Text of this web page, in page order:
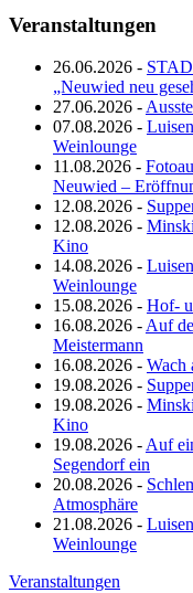
Veranstaltungen
26.06.2026 -
„Neuwied neu
27.06.2026 -
07.08.2026 -
Weinlounge
11.08.2026 -
Neuwied –
12.08.2026 -
12.08.2026 -
Kino
14.08.2026 -
Weinlounge
15.08.2026 - Hof-
16.08.2026 - Auf
Meistermann
16.08.2026 - Wach
19.08.2026 -
19.08.2026 -
Kino
19.08.2026 - Auf
Segendorf ein
20.08.2026 -
Atmosphäre
21.08.2026 -
Weinlounge
Veranstaltungen